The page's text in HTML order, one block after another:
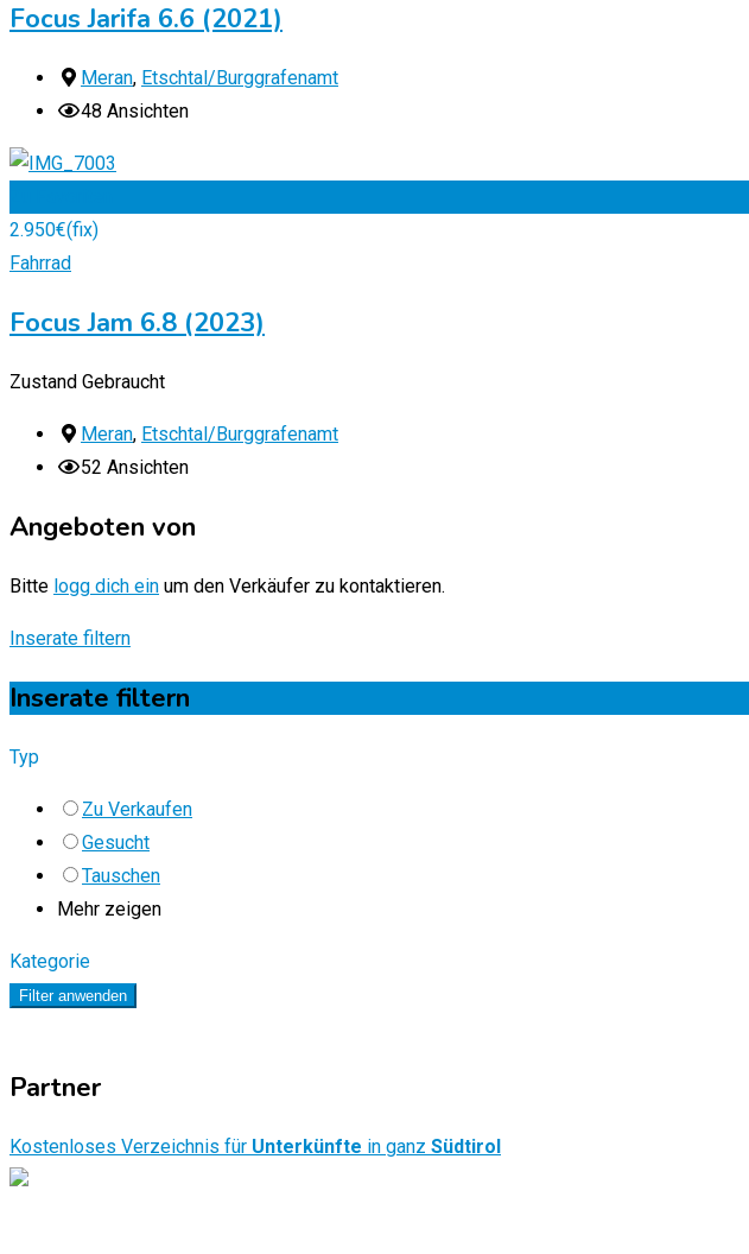
Focus Jarifa 6.6 (2021)
Meran, Etschtal/Burggrafenamt
48 Ansichten
2.950€(fix)
Fahrrad
Focus Jam 6.8 (2023)
Zustand Gebraucht
Meran, Etschtal/Burggrafenamt
52 Ansichten
Angeboten von
Bitte logg dich ein um den Verkäufer zu kontaktieren.
Inserate filtern
Inserate filtern
Typ
Zu Verkaufen
Gesucht
Tauschen
Mehr zeigen
Kategorie
Filter anwenden
Partner
Kostenloses Verzeichnis für Unterkünfte in ganz Südtirol